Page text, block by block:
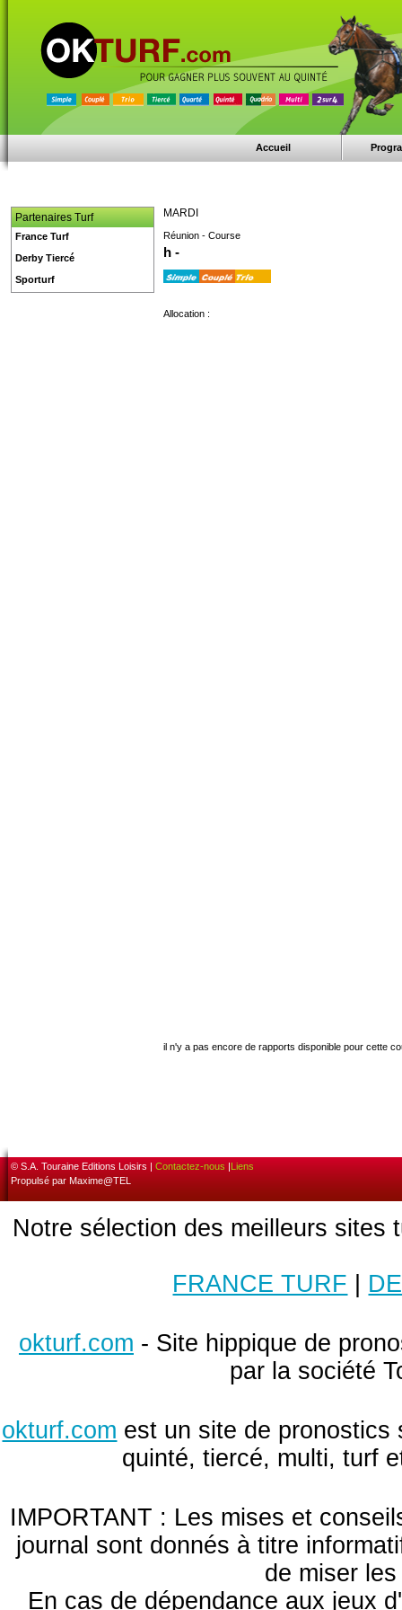
Accueil
MARDI
Réunion - Course
h -
Allocation :
il n'y a pas encore de rapports disponible pour cette
Partenaires Turf
France Turf
Derby Tiercé
Sporturf
© S.A. Touraine Editions Loisirs | Contactez-nous |Liens
Propulsé par Maxime@TEL
Notre sélection des meilleurs sites
FRANCE TURF
okturf.com - Site hippique de
par la société
okturf.com est un site de pronostics
quinté, tiercé, multi, turf
IMPORTANT : Les mises et
journal sont donnés à titre
de miser
En cas de dépendance aux jeux